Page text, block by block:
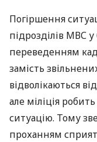
Погіршення
підрозділів МВС у
переведенням
замість
відволікаються
але міліція
ситуацію. Тому
проханням